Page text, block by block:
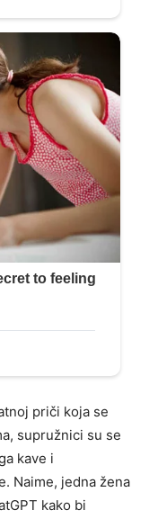
priči koja se
supružnici su se
kave i
Naime, jedna žena
kako bi